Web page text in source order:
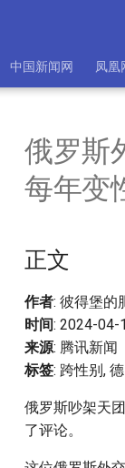
中国新闻网 凤凰
俄罗斯
每年变
正文
作者: 彼得堡的
时间: 2024-04-
来源: 腾讯新闻
标签: 跨性别,
俄罗斯吵架天
了评论。